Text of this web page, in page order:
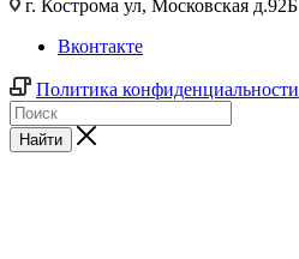
г. Кострома ул, Московская д.92Б
Вконтакте
Политика конфиденциальности
Найти